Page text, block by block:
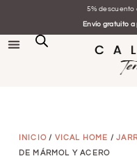
5% descuento
Envío gratuito
INICIO / VICAL HOME /
DE MÁRMOL Y ACERO